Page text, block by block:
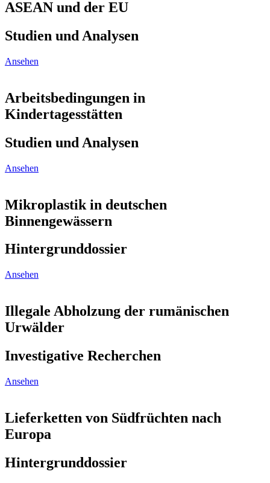
ASEAN und der EU
Studien und Analysen
Ansehen
Arbeitsbedingungen in
Kindertagesstätten
Studien und Analysen
Ansehen
Mikroplastik in deutschen
Binnengewässern
Hintergrunddossier
Ansehen
Illegale Abholzung der rumänischen
Urwälder
Investigative Recherchen
Ansehen
Lieferketten von Südfrüchten nach
Europa
Hintergrunddossier